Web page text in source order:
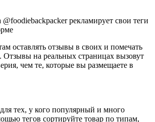
@foodiebackpacker рекламирует свои теги
оставлять отзывы в своих и помечать
Отзывы на реальных страницах вызовут
чем те, которые вы размещаете в
тех, у кого популярный и много
тегов сортируйте товар по типам,